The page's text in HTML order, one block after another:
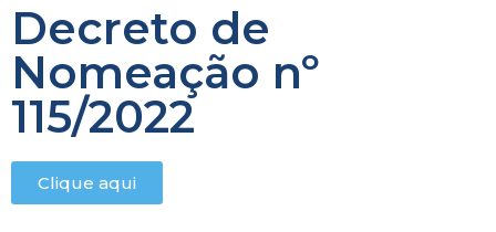
Decreto de
Nomeação nº
115/2022
Clique aqui